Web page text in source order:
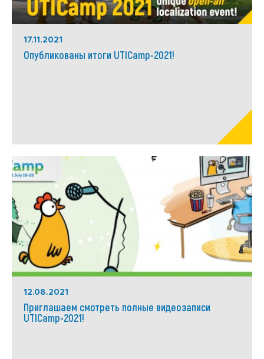
17.11.2021
Опубликованы итоги UTICamp-2021!
12.08.2021
Приглашаем смотреть полные видеозаписи
UTICamp-2021!